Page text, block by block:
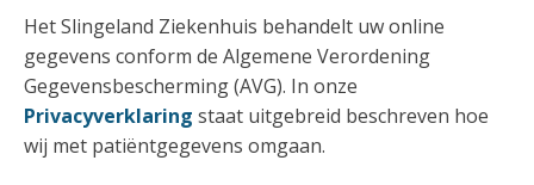
Het Slingeland Ziekenhuis behandelt uw online
gegevens conform de Algemene Verordening
Gegevensbescherming (AVG). In onze
Privacyverklaring staat uitgebreid beschreven hoe
wij met patiëntgegevens omgaan.